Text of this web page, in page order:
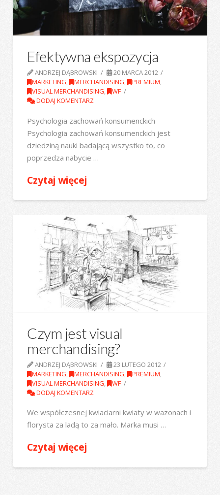
Efektywna ekspozycja
ANDRZEJ DĄBROWSKI
20 MARCA 2012
MARKETING, MERCHANDISING, PREMIUM,
VISUAL MERCHANDISING, WF
DODAJ KOMENTARZ
Psychologia zachowań konsumenckich
Psychologia zachowań konsumenckich jest
dziedziną nauki badającą wszystko to, co
poprzedza nabycie …
Czytaj więcej
Czym jest visual
merchandising?
ANDRZEJ DĄBROWSKI
23 LUTEGO 2012
MARKETING, MERCHANDISING, PREMIUM,
VISUAL MERCHANDISING, WF
DODAJ KOMENTARZ
We współczesnej kwiaciarni kwiaty w wazonach i
florysta za ladą to za mało. Marka musi …
Czytaj więcej